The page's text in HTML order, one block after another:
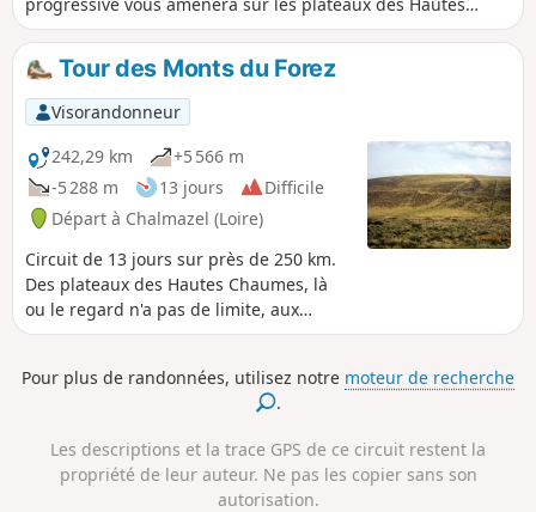
Chaume.
Tour des Monts du Forez
Visorandonneur
242,29 km
+5 566 m
-5 288 m
13 jours
Difficile
Départ à Chalmazel (Loire)
Circuit de 13 jours sur près de 250 km.
Des plateaux des Hautes Chaumes, là
ou le regard n'a pas de limite, aux
gorges de la Loire, empruntant le
Jacques-de-Compostelle, via le Puy-en-
Velay le rendez-vous des pèlerins,
du Forez, un circuit à découvrir. Cette
randonnée peut se faire sous plusieurs
Pour plus de randonnées, utilisez notre moteur de recherche
.
Les descriptions et la trace GPS de ce circuit restent la
propriété de leur auteur. Ne pas les copier sans son
autorisation.